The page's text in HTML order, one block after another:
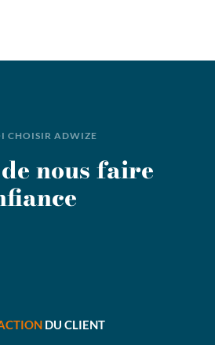
CHOISIR ADWIZE
nous faire
DU CLIENT